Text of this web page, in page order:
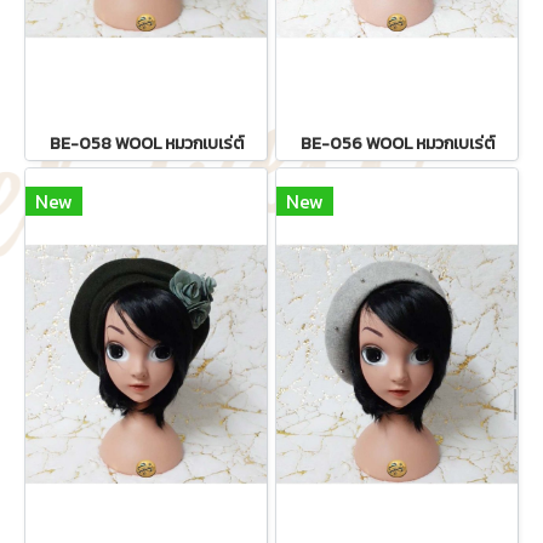
BE-058 WOOL หมวกเบเร่ต์ BE-056 WOOL หมวกเบเร่ต์
New New